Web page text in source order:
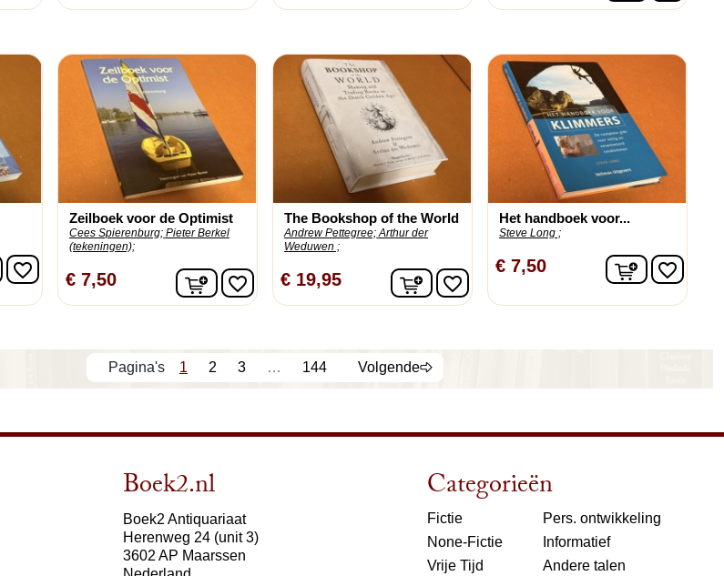
In winkelwagen
favorite_border
Zeilboek voor de Optimist
Cees Spierenburg; Pieter Berkel
(tekeningen);
€ 7,50 In winkelwagen
favorite_border
The Bookshop of the World
Andrew Pettegree; Arthur der
Weduwen ;
€ 19,95 In winkelwagen
favorite_border
Het handboek voor...
Steve Long ;
€ 7,50 Infavorite_border
1 2 3 … 144 Volgende
Boek2.nl
Boek2 Antiquariaat
Herenweg 24 (unit 3)
3602 AP Maarssen
Categorieën
Fictie
None-Fictie
Vrije Tijd
Pers. ontwikkeling
Informatief
Andere talen